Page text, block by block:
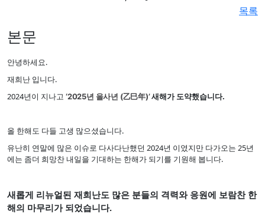
목록
본문
안녕하세요.
재희난 입니다.
2024년이 지나고 ‘2025년 을사년 (乙巳年)’새해가 도약했습니다.
올 한해도 다들 고생 많으셨습니다.
유난히 연말에 많은 이슈로 다사다난했던 2024년 이였지만 다가오는 25년
에는 좀더 희망찬 내일을 기대하는 한해가 되기를 기원해 봅니다.
새롭게 리뉴얼된 재희난도 많은 분들의 격력와 응원에 보람찬 한
해의 마무리가 되었습니다.